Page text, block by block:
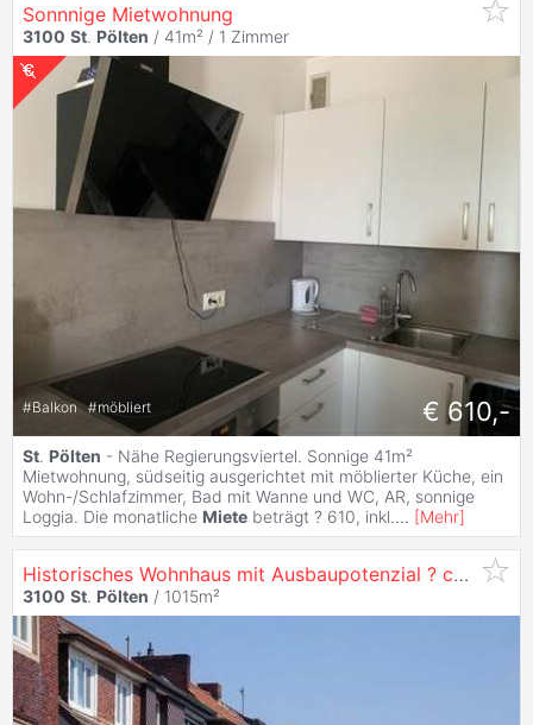
Sonnnige Mietwohnung
3100 St. Pölten / 41m² / 1 Zimmer
#Balkon #möbliert € 610,-
St. Pölten - Nähe Regierungsviertel. Sonnige 41m²
Mietwohnung, südseitig ausgerichtet mit möblierter Küche, ein
Wohn-/Schlafzimmer, Bad mit Wanne und WC, AR, sonnige
Loggia. Die monatliche Miete beträgt ? 610, inkl.... [Mehr]
Historisches Wohnhaus mit Ausbaupotenzial ? ca. 1.015 m² Nutz- und Wohnfläche
3100 St. Pölten / 1015m²